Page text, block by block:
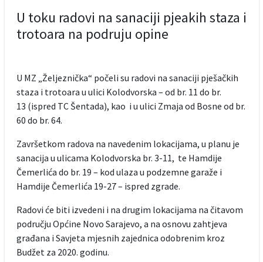
U toku radovi na sanaciji pjeakih staza i
trotoara na podruju opine
U MZ „Željeznička“ počeli su radovi na sanaciji pješačkih
staza i trotoara u ulici Kolodvorska – od br. 11 do br.
13 (ispred TC Šentada), kao i u ulici Zmaja od Bosne od br.
60 do br. 64.
Završetkom radova na navedenim lokacijama, u planu je
sanacija u ulicama Kolodvorska br. 3-11, te Hamdije
Čemerlića do br. 19 – kod ulaza u podzemne garaže i
Hamdije Čemerlića 19-27 – ispred zgrade.
Radovi će biti izvedeni i na drugim lokacijama na čitavom
području Općine Novo Sarajevo, a na osnovu zahtjeva
građana i Savjeta mjesnih zajednica odobrenim kroz
Budžet za 2020. godinu.